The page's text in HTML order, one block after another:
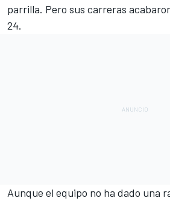
parrilla. Pero sus carreras
24.
Aunque el equipo no ha dado una